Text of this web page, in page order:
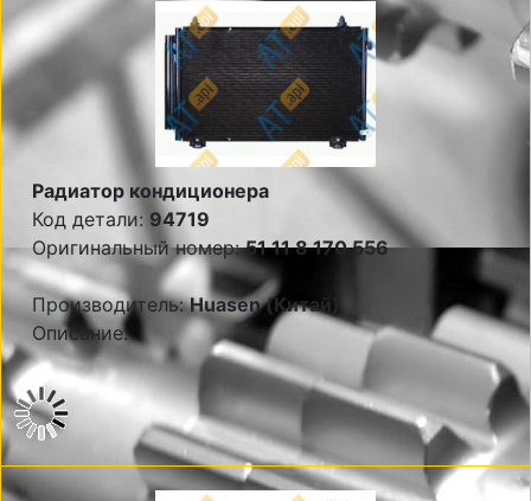
Радиатор кондиционера
Код детали: 94719
Оригинальный номер:51 11 8 170 556
Производитель:Huasen (Китай)
Описание: